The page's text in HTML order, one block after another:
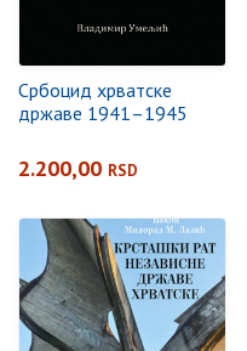
Србоцид хрватске
државе 1941–1945
2.200,00 RSD